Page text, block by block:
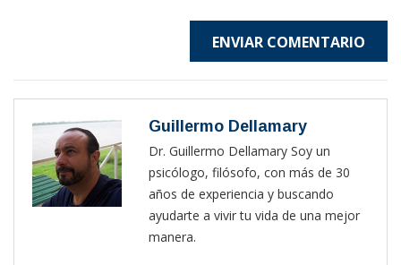
ENVIAR COMENTARIO
Guillermo Dellamary
Dr. Guillermo Dellamary Soy un
psicólogo, filósofo, con más de 30
años de experiencia y buscando
ayudarte a vivir tu vida de una mejor
manera.